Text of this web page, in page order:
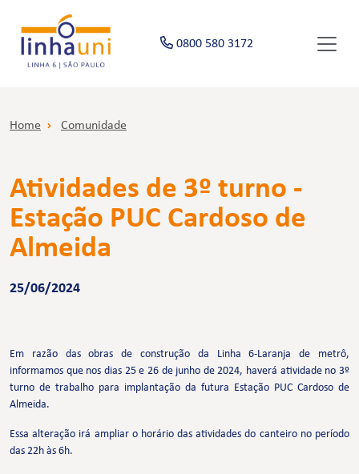
0800 580 3172
Home Comunidade
Atividades de 3º turno -
Estação PUC Cardoso de
Almeida
25/06/2024
Em razão das obras de construção da Linha 6-Laranja de metrô,
informamos que nos dias 25 e 26 de junho de 2024, haverá atividade no 3º
turno de trabalho para implantação da futura Estação PUC Cardoso de
Almeida.
Essa alteração irá ampliar o horário das atividades do canteiro no período
das 22h às 6h.